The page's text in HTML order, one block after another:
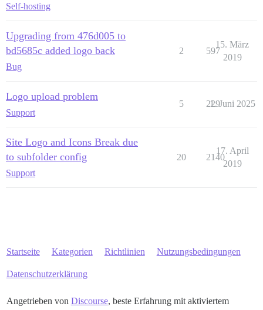
Self-hosting
Upgrading from 476d005 to
bd5685c added logo back
Bug
2 597
15. März
2019
Logo upload problem
Support
5 229
1. Juni 2025
Site Logo and Icons Break due
to subfolder config
Support
20 2140
17. April
2019
Startseite Kategorien Richtlinien Nutzungsbedingungen
Datenschutzerklärung
Angetrieben von Discourse, beste Erfahrung mit aktiviertem